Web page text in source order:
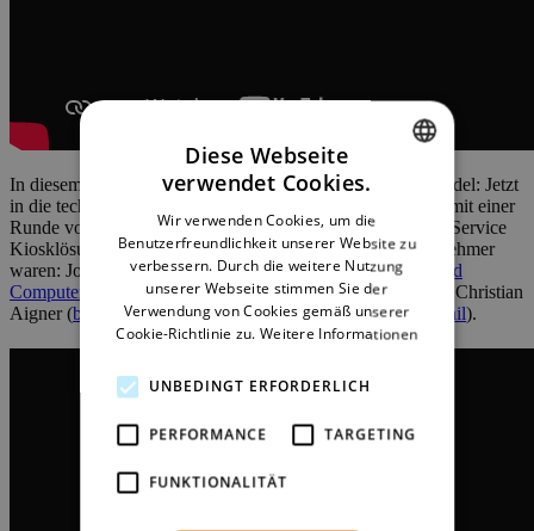
In diesem Webinar zum Thema "Self-Service im Einzelhandel: Jetzt
in die technologische Zukunft investieren" diskutieren wir mit einer
Runde von Branchenexperten über das Potenzial von Self-Service
Kiosklösungen für den Einzelhandel. Die Diskussionsteilnehmer
waren: Josef Schneider, Patrick Hagemeister (beidePyramid
Computer
), Andreas Schulz (MICHAELTELECOM AG
), Christian
Aigner (booker GmbH) und Michael Hoffmann (NTS Retail).
ENGLISH
GERMAN
Diese Webseite
verwendet Cookies.
Wir verwenden Cookies, um die
Benutzerfreundlichkeit unserer Website zu
verbessern. Durch die weitere Nutzung
unserer Webseite stimmen Sie der
Verwendung von Cookies gemäß unserer
Cookie-Richtlinie zu. Weitere Informationen
UNBEDINGT ERFORDERLICH
PERFORMANCE TARGETING
FUNKTIONALITÄT